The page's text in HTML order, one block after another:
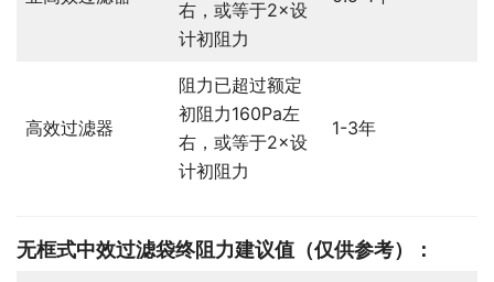
右，或等于2×设
计初阻力
高效过滤器
阻力已超过额定
初阻力160Pa左
右，或等于2×设
计初阻力
1-3年
无框式中效过滤袋终阻力建议值（仅供参考）：